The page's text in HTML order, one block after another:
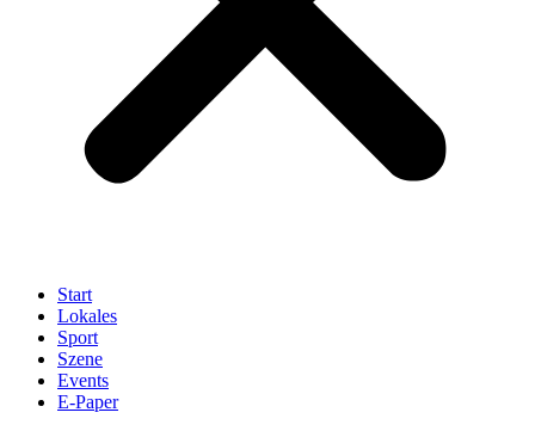
Start
Lokales
Sport
Szene
Events
E-Paper